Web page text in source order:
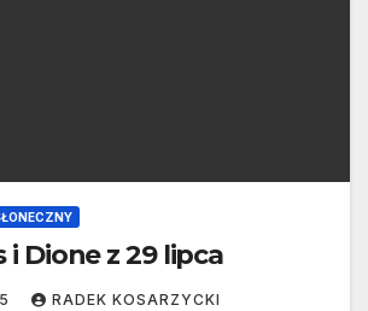
i Dione z 29 lipca
RADEK KOSARZYCKI